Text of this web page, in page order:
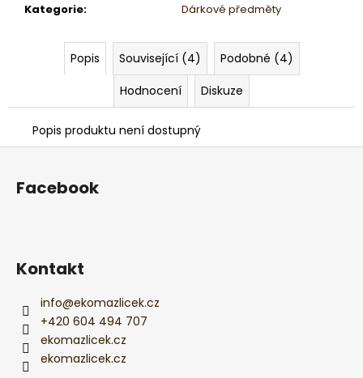
Kategorie: Dárkové předměty
Popis Související (4)
Podobné (4)
Hodnocení
Diskuze
Popis produktu není dostupný
Z
Facebook
Kontakt
info@ekomazlicek.cz
+420 604 494 707
ekomazlicek.cz
ekomazlicek.cz